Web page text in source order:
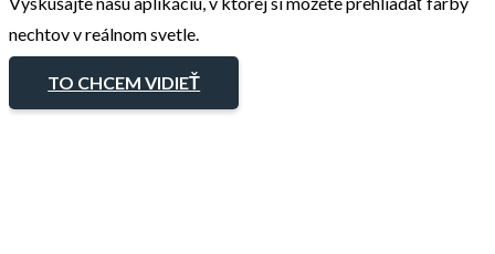
nechtov v reálnom svetle.
TO CHCEM VIDIEŤ